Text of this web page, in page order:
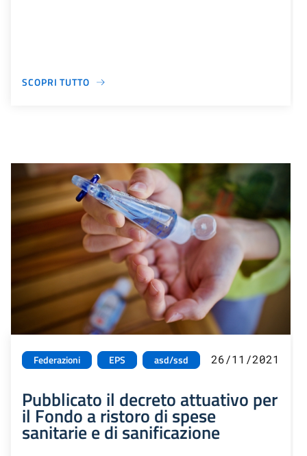
SCOPRI TUTTO
Federazioni EPS asd/ssd 26/11/2021
Pubblicato il decreto attuativo per
il Fondo a ristoro di spese
sanitarie e di sanificazione